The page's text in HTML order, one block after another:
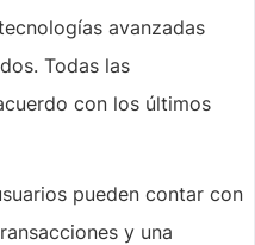
avanzadas
Todas las
con los últimos
pueden contar con
y una